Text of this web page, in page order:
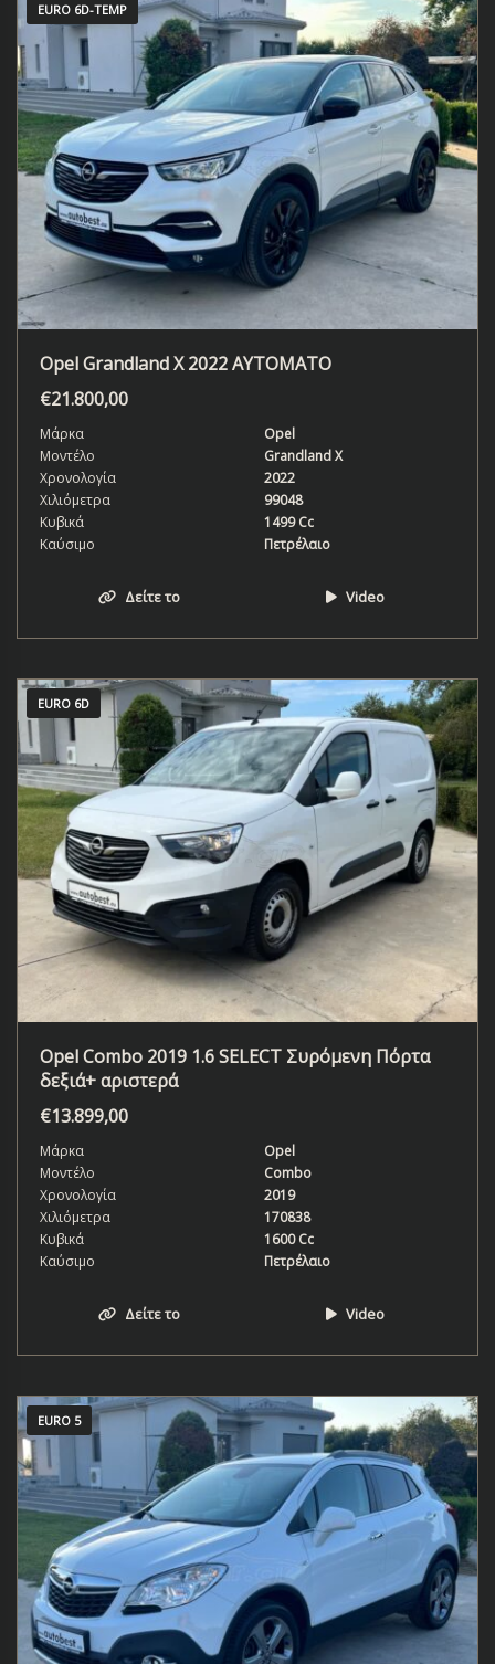
EURO 6D-TEMP
Opel Grandland X 2022 ΑΥΤΟΜΑΤΟ
€21.800,00
Μάρκα
Opel
Μοντέλο
Grandland X
Χρονολογία
2022
Χιλιόμετρα
99048
Κυβικά
1499 Cc
Καύσιμο
Πετρέλαιο
Δείτε το Video
EURO 6D
Opel Combo 2019 1.6 SELECT Συρόμενη Πόρτα
δεξιά+ αριστερά
€13.899,00
Μάρκα
Opel
Μοντέλο
Combo
Χρονολογία
2019
Χιλιόμετρα
170838
Κυβικά
1600 Cc
Καύσιμο
Πετρέλαιο
Δείτε το Video
EURO 5